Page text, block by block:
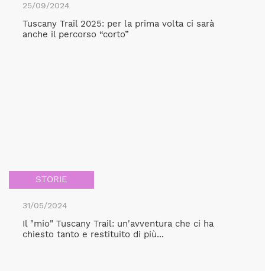
25/09/2024
Tuscany Trail 2025: per la prima volta ci sarà
anche il percorso “corto”
STORIE
31/05/2024
Il "mio" Tuscany Trail: un'avventura che ci ha
chiesto tanto e restituito di più...